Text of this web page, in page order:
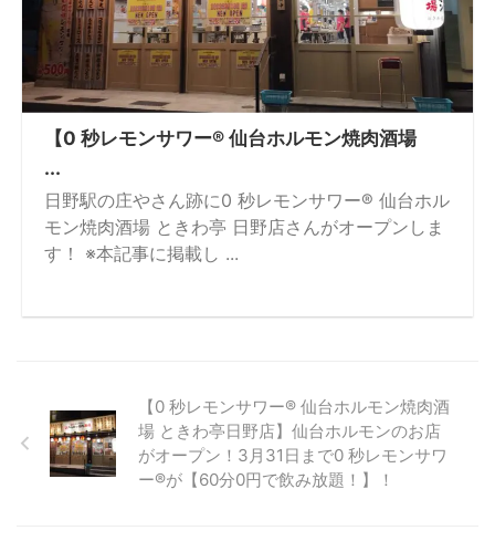
【0 秒レモンサワー® 仙台ホルモン焼⾁酒場
...
日野駅の庄やさん跡に0 秒レモンサワー® 仙台ホル
モン焼肉酒場 ときわ亭 日野店さんがオープンしま
す！ ※本記事に掲載し ...
【0 秒レモンサワー® 仙台ホルモン焼⾁酒
場 ときわ亭日野店】仙台ホルモンのお店
がオープン！3月31日まで0 秒レモンサワ
ー®が【60分0円で飲み放題！】！